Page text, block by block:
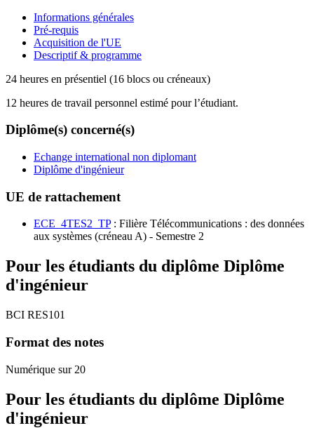
Informations générales
Pré-requis
Acquisition de l'UE
Descriptif & programme
24 heures en présentiel (16 blocs ou créneaux)
12 heures de travail personnel estimé pour l’étudiant.
Diplôme(s) concerné(s)
Echange international non diplomant
Diplôme d'ingénieur
UE de rattachement
ECE_4TES2_TP: Filière Télécommunications : des données
aux systèmes (créneau A) - Semestre 2
Pour les étudiants du diplôme Diplôme
d'ingénieur
BCI RES101
Format des notes
Numérique sur 20
Pour les étudiants du diplôme Diplôme
d'ingénieur